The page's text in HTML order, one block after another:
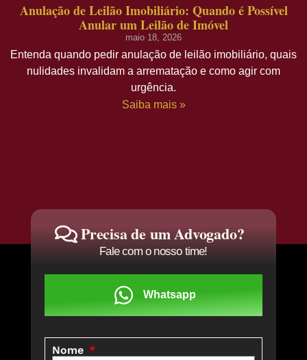
Anulação de Leilão Imobiliário: Quando é Possível
Anular um Leilão de Imóvel
maio 18, 2026
Entenda quando pedir anulação de leilão imobiliário, quais
nulidades invalidam a arrematação e como agir com
urgência.
Saiba mais »
Precisa de um Advogado?
Fale com o nosso time!
Whatsapp
Nome